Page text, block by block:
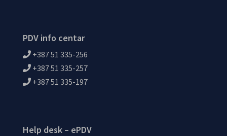
PDV info centar
+387 51 335-256
+387 51 335-257
+387 51 335-197
Help desk – ePDV